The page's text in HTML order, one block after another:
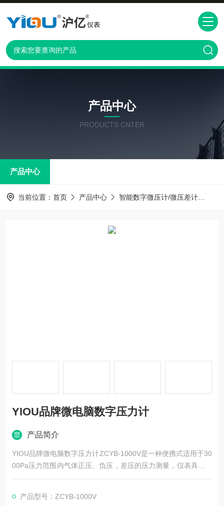
产品中心
PRODUCTS CNTER
产品中心
当前位置： 首页 产品中心 智能数字微压计/微压差计
YIOU品牌微电脑数字压力计
产品简介
YIOU品牌微电脑数字压力计ZCYB-1000V是一种便携式适用于30
00Pa压力范围内气体正压、负压，差压的压力测量，仪表具有三
种压力状态选择，可适合气源条件下使用，配上皮托管仪表可测
站、实验室、医药卫生、建筑空调供暖、通风、消防安检理想的
产品型号：ZCYB-1000V